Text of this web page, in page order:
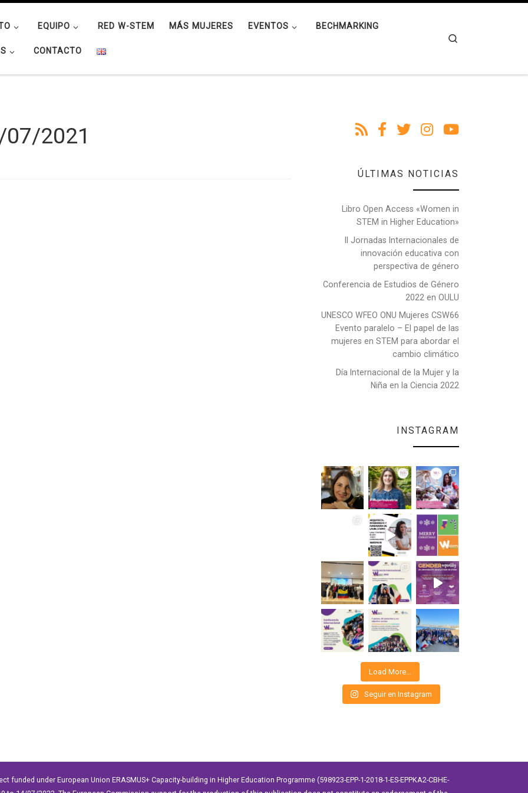
EQUIPO RED W-STEM MÁS MUJERES EVENTOS BECHMARKING
CONTACTO
07/2021
ÚLTIMAS NOTICIAS
Libro Open Access «Women in
STEM in Higher Education»
II Jornadas Internacionales de
innovación educativa con
perspectiva de género
Conferencia de Estudios de Género
2022 en OULU
UNESCO WFEO ONU Mujeres CSW66
Evento paralelo – El papel de las
mujeres en STEM para abordar el
cambio climático
Día Internacional de la Mujer y la
Niña en la Ciencia 2022
INSTAGRAM
Load More…
Seguir en Instagram
funded under European Union ERASMUS+ Capacity-building in Higher Education Programme (598923-EPP-1-2018-1-ES-EPPKA2-CBHE-